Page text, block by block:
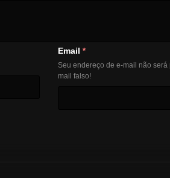
Email *
Seu endereço de e-mail não
mail falso!